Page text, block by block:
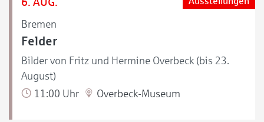
Bremen
Felder
Bilder von Fritz und Hermine Overbeck (bis 23.
August)
11:00 Uhr
Overbeck-Museum